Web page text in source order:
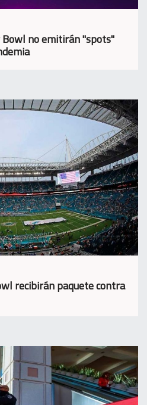
no emitirán "spots"
recibirán paquete contra